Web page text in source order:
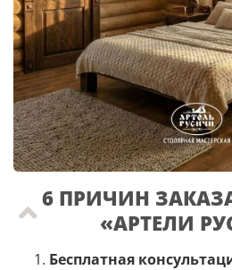
6 ПРИЧИН
«АРТЕЛИ
Бесплатная